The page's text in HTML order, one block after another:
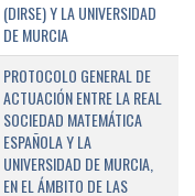
(DIRSE) Y LA UNIVERSIDAD
DE MURCIA
PROTOCOLO GENERAL DE
ACTUACIÓN ENTRE LA REAL
SOCIEDAD MATEMÁTICA
ESPAÑOLA Y LA
UNIVERSIDAD DE MURCIA,
EN EL ÁMBITO DE LAS